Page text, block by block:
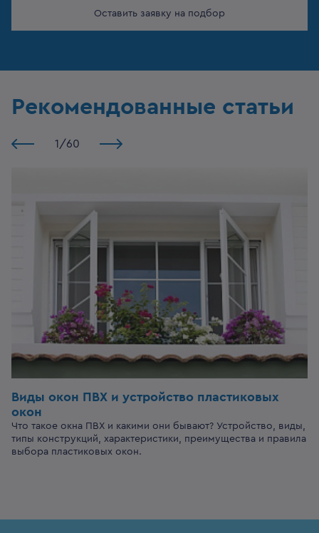
Оставить заявку на подбор
Рекомендованные статьи
1 /60
Виды окон ПВХ и устройство пластиковых
окон
Что такое окна ПВХ и какими они бывают? Устройство, виды,
типы конструкций, характеристики, преимущества и правила
выбора пластиковых окон.